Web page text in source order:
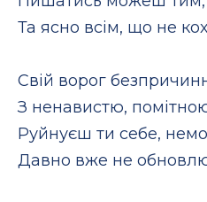
Та ясно всім, що не
Свій ворог
З ненавистю,
Руйнуєш ти себе,
Давно вже не